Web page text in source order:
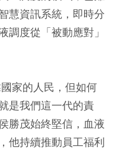
慧資訊系統，即時分
調度從「被動應對」
家的人民，但如何
是我們這一代的責
勝茂始終堅信，血液
他持續推動員工福利